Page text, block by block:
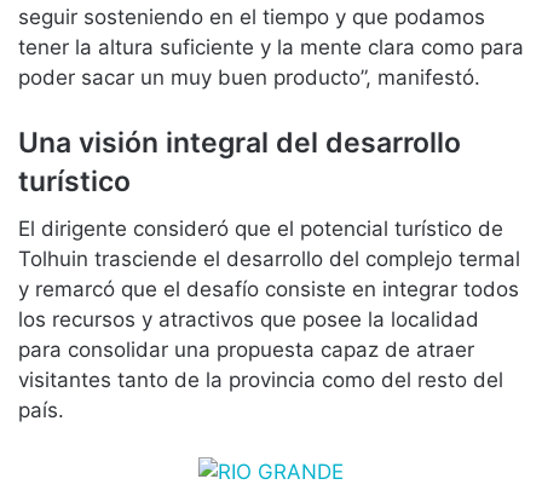
seguir sosteniendo en el tiempo y que podamos
tener la altura suficiente y la mente clara como para
poder sacar un muy buen producto”, manifestó.
Una visión integral del desarrollo
turístico
El dirigente consideró que el potencial turístico de
Tolhuin trasciende el desarrollo del complejo termal
y remarcó que el desafío consiste en integrar todos
los recursos y atractivos que posee la localidad
para consolidar una propuesta capaz de atraer
visitantes tanto de la provincia como del resto del
país.